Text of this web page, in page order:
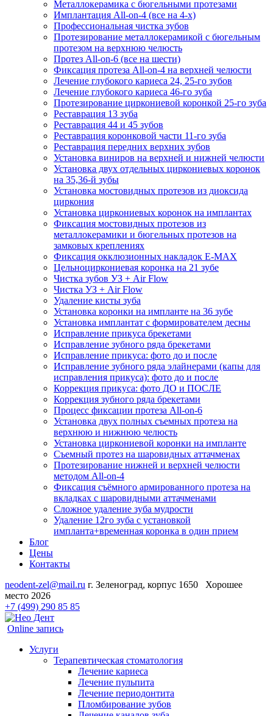
Металлокерамика с бюгельными протезами
Имплантация All-on-4 (все на 4-х)
Профессиональная чистка зубов
Протезирование металлокерамикой с бюгельным
протезом на верхнюю челюсть
Протез All-on-6 (все на шести)
Фиксация протеза All-on-4 на верхней челюсти
Лечение глубокого кариеса 24, 25-го зубов
Лечение глубокого кариеса 46-го зуба
Протезирование циркониевой коронкой 25-го зуба
Реставрация 13 зуба
Реставрация 44 и 45 зубов
Реставрация коронковой части 11-го зуба
Реставрация передних верхних зубов
Установка виниров на верхней и нижней челюсти
Установка двух отдельных циркониевых коронок
на 35,36-й зубы
Установка мостовидных протезов из диоксида
циркония
Установка циркониевых коронок на имплантах
Фиксация мостовидных протезов из
металлокерамики и бюгельных протезов на
замковых креплениях
Фиксация окклюзионных накладок E-MAX
Цельноциркониевая коронка на 21 зубе
Чистка зубов УЗ + Air Flow
Чистка УЗ + Air Flow
Удаление кисты зуба
Установка коронки на импланте на 36 зубе
Установка имплантат с формирователем десны
Исправление прикуса брекетами
Исправление зубного ряда брекетами
Исправление прикуса: фото до и после
Исправление зубного ряда элайнерами (капы для
исправления прикуса): фото до и после
Коррекция прикуса: фото ДО и ПОСЛЕ
Коррекция зубного ряда брекетами
Процесс фиксации протеза All-on-6
Установка двух полных съемных протеза на
верхнюю и нижнюю челюсть
Установка циркониевой коронки на импланте
Съемный протез на шаровидных аттачменах
Протезирование нижней и верхней челюсти
методом All-on-4
Фиксация съёмного армированного протеза на
вкладках с шаровидными аттачменами
Сложное удаление зуба мудрости
Удаление 12го зуба с установкой
импланта+временная коронка в один прием
Блог
Цены
Контакты
neodent-zel@mail.ru г. Зеленоград, корпус 1650
Хорошее
место 2026
+7 (499) 290 85 85
Online запись
Услуги
Терапевтическая стоматология
Лечение кариеса
Лечение пульпита
Лечение периодонтита
Пломбирование зубов